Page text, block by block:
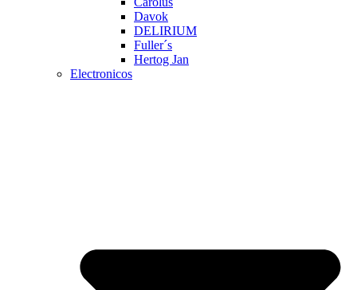
Davok
DELIRIUM
Fuller´s
Hertog Jan
Electronicos